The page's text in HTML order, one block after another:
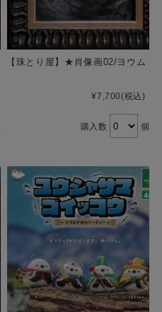
【珠とり屋】★肖像画02/ヨウム
¥7,700(税込)
購入数 個